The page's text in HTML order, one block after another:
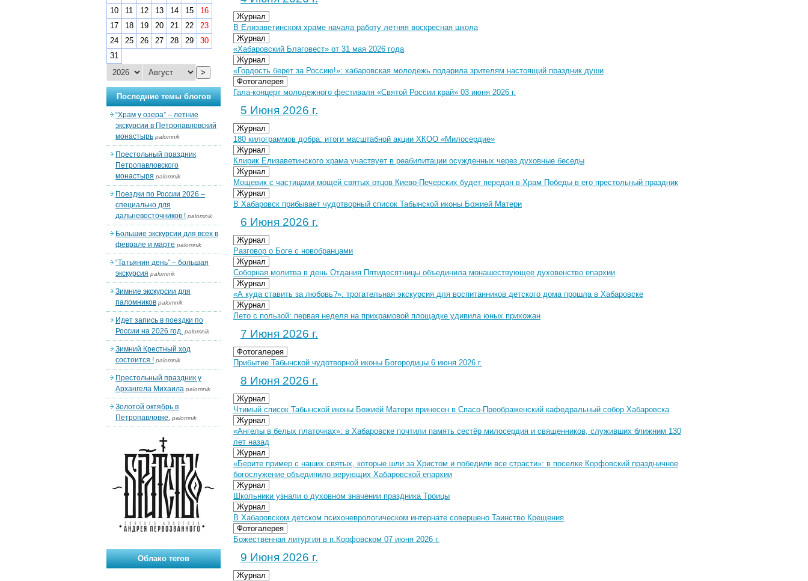
Журнал
В Елизаветинском храме начала работу летняя воскресная школа
Журнал
«Хабаровский Благовест» от 31 мая 2026 года
Журнал
«Гордость берет за Россию!»: хабаровская молодежь подарила зрителям настоящий праздник души
Фотогалерея
Гала-концерт молодежного фестиваля «Святой России край» 03 июня 2026 г.
5 Июня 2026 г.
Журнал
180 килограммов добра: итоги масштабной акции ХКОО «Милосердие»
Журнал
Клирик Елизаветинского храма участвует в реабилитации осужденных через духовные беседы
Журнал
Мощевик с частицами мощей святых отцов Киево-Печерских будет передан в Храм Победы в его престольный праздник
Журнал
В Хабаровск прибывает чудотворный список Табынской иконы Божией Матери
6 Июня 2026 г.
Журнал
Разговор о Боге с новобранцами
Журнал
Соборная молитва в день Отдания Пятидесятницы объединила монашествующее духовенство епархии
Журнал
«А куда ставить за любовь?»: трогательная экскурсия для воспитанников детского дома прошла в Хабаровске
Журнал
Лето с пользой: первая неделя на прихрамовой площадке удивила юных прихожан
7 Июня 2026 г.
Фотогалерея
Прибытие Табынской чудотворной иконы Богородицы 6 июня 2026 г.
8 Июня 2026 г.
Журнал
Чтимый список Табынской иконы Божией Матери принесен в Спасо-Преображенский кафедральный собор Хабаровска
Журнал
«Ангелы в белых платочках»: в Хабаровске почтили память сестёр милосердия и священников, служивших ближним 130
лет назад
Журнал
«Берите пример с наших святых, которые шли за Христом и победили все страсти»: в поселке Корфовский праздничное
богослужение объединило верующих Хабаровской епархии
Журнал
Школьники узнали о духовном значении праздника Троицы
Журнал
В Хабаровском детском психоневрологическом интернате совершено Таинство Крещения
Фотогалерея
Божественная литургия в п.Корфовском 07 июня 2026 г.
9 Июня 2026 г.
Журнал
10
11 12 13 14 15
16
17
18 19 20 21 22
23
24
25 26 27 28 29
30
31
>
Последние темы блогов
“Храм у озера” – летние
экскурсии в Петропавловский
монастырь palomnik
Престольный праздник
Петропавловского
монастыря palomnik
Поездки по России 2026 –
специально для
дальневосточников ! palomnik
Большие экскурсии для всех в
феврале и марте palomnik
“Татьянин день” – большая
экскурсия palomnik
Зимние экскурсии для
паломников palomnik
Идет запись в поездки по
России на 2026 год. palomnik
Зимний Крестный ход
состоится ! palomnik
Престольный праздник у
Архангела Михаила palomnik
Золотой октябрь в
Петропавловке. palomnik
Облако тегов